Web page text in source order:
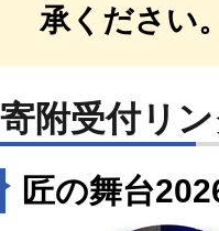
承ください。
寄附受付リン
匠の舞台